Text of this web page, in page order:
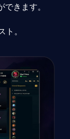
きます。
。